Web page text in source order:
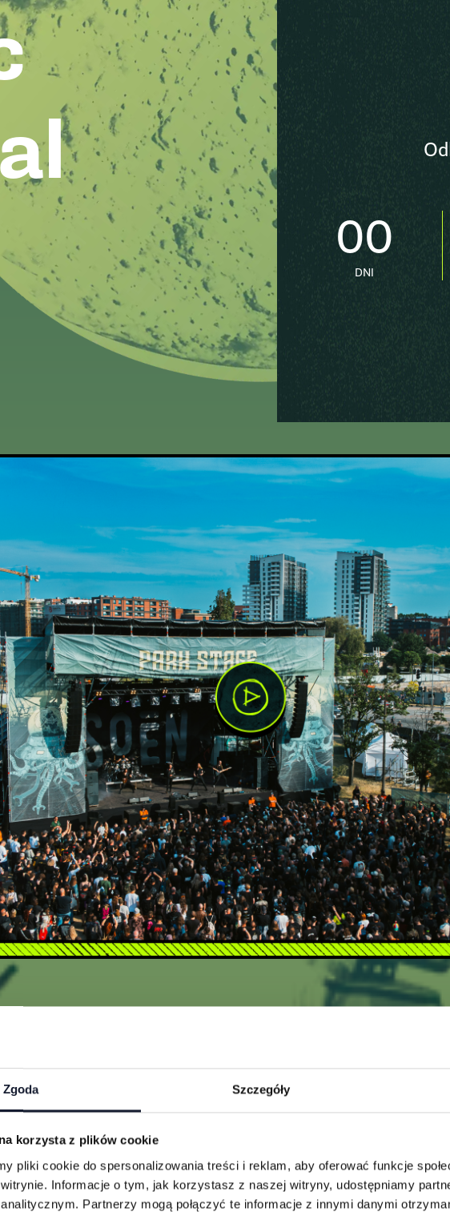
Zgoda Szczegóły
korzysta z plików cookie
pliki cookie do spersonalizowania treści i reklam, aby oferować funkcje
Informacje o tym, jak korzystasz z naszej witryny, udostępniamy
Partnerzy mogą połączyć te informacje z innymi danymi
00
DNI